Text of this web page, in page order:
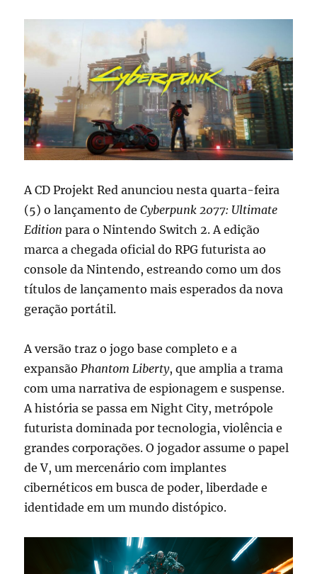
A CD Projekt Red anunciou nesta quarta-feira
(5) o lançamento deCyberpunk 2077: Ultimate
Edition para o Nintendo Switch 2. A edição
marca a chegada oficial do RPG futurista ao
console da Nintendo, estreando como um dos
títulos de lançamento mais esperados da nova
geração portátil.
A versão traz o jogo base completo e a
expansãoPhantom Liberty, que amplia a trama
com uma narrativa de espionagem e suspense.
A história se passa em Night City, metrópole
futurista dominada por tecnologia, violência e
grandes corporações. O jogador assume o papel
de V, um mercenário com implantes
cibernéticos em busca de poder, liberdade e
identidade em um mundo distópico.